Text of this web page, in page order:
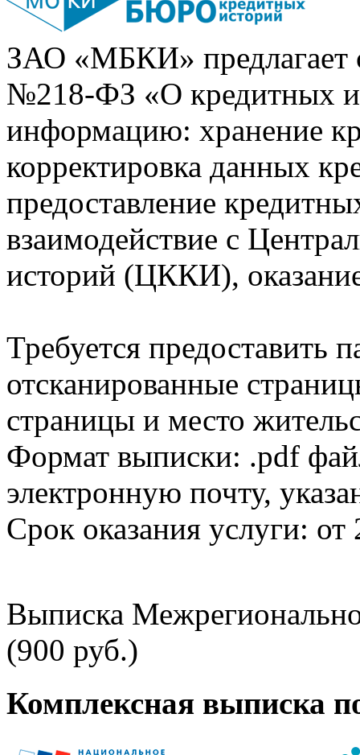
ЗАО «МБКИ» предлагает
№218-ФЗ «О кредитных
информацию: хранение
корректировка данных
предоставление
взаимодействие с
историй (ЦККИ),
Требуется предоставить
отсканированные
страницы и место
Формат выписки: .pdf
электронную почту,
Срок оказания услуги: от
Выписка
(900 руб.)
Комплексная выписка